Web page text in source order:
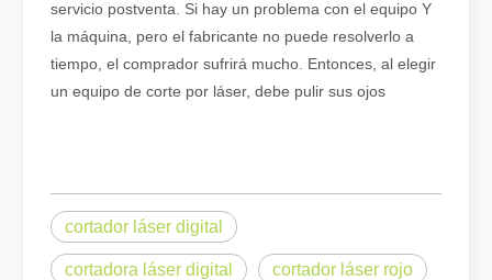
¿Es una buena elección? ¿Qué tan fuerte es la soldadura láser?
servicio postventa. Si hay un problema con el equipo Y
la máquina, pero el fabricante no puede resolverlo a
tiempo, el comprador sufrirá mucho. Entonces, al elegir
un equipo de corte por láser, debe pulir sus ojos
cortador láser digital
cortadora láser digital cortador láser rojo